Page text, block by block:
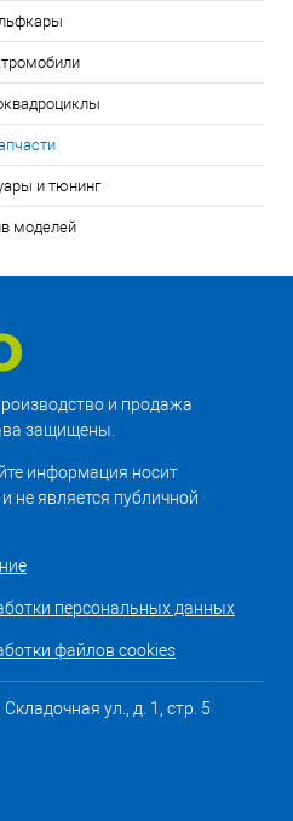
и тюнинг
моделей
и продажа
защищены.
информация носит
не является публичной
персональных данных
файлов cookies
ул., д. 1, стр. 5